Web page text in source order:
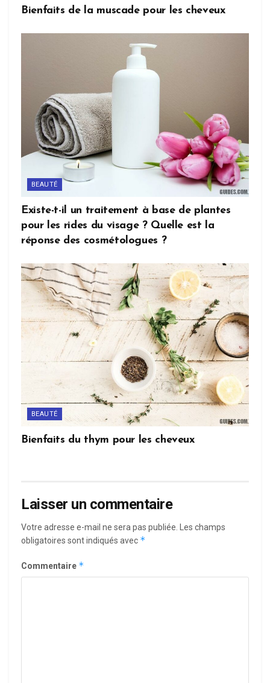
Bienfaits de la muscade pour les cheveux
BEAUTÉ
Existe-t-il un traitement à base de plantes
pour les rides du visage ? Quelle est la
réponse des cosmétologues ?
BEAUTÉ
Bienfaits du thym pour les cheveux
Laisser un commentaire
Votre adresse e-mail ne sera pas publiée.
Les champs
obligatoires sont indiqués avec *
Commentaire *